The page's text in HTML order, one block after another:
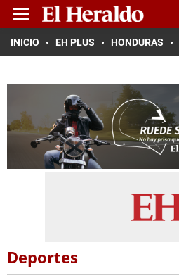
INICIO EH PLUS HONDURAS
Deportes